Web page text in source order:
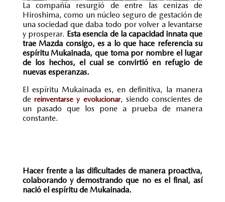
La compañía resurgió de entre las cenizas de
Hiroshima, como un núcleo seguro de gestación de
una sociedad que daba todo por volver a levantarse
y prosperar. Esta esencia de la capacidad innata que
trae Mazda consigo, es a lo que hace referencia su
espíritu Mukainada, que toma por nombre el lugar
de los hechos, el cual se convirtió en refugio de
nuevas esperanzas.
El espíritu Mukainada es, en definitiva, la manera
dereinventarse y evolucionar, siendo conscientes de
un pasado que los pone a prueba de manera
constante.
Hacer frente a las dificultades de manera proactiva,
colaborando y demostrando que no es el final, así
nació el espíritu de Mukainada.